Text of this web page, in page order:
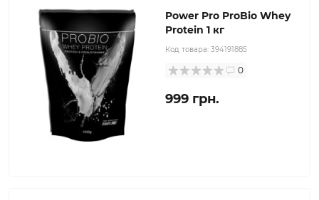
Power Pro ProBio Whey
Protein 1 кг
Код товара: 394191885
0
999 грн.